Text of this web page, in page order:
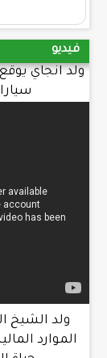
فيديو
ولد انجاي
ولد الشيخ
الموارد